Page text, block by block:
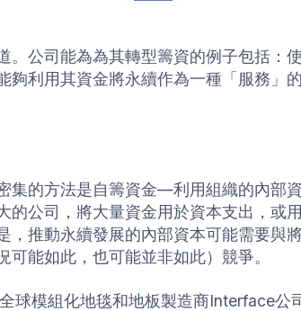
。公司能為為其轉型籌資的例子包括：
夠利用其資金將永續作為一種「服務」
集的方法是自籌資金—利用組織的內部
的公司，將大量資金用於資本支出，或
，推動永續發展的內部資本可能需要與
可能如此，也可能並非如此）競爭。
球模組化地毯和地板製造商Interface